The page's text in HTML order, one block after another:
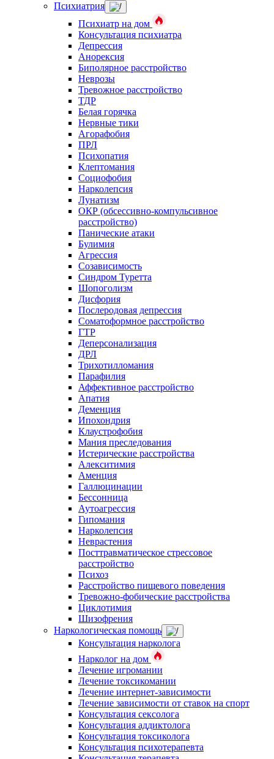
Психиатрия
Психиатр на дом
Консультация психиатра
Депрессия
Анорексия
Биполярное расстройство
Неврозы
Тревожное расстройство
ТДР
Белая горячка
Нервные тики
Агорафобия
ПРЛ
Психопатия
Клептомания
Социофобия
Нарколепсия
Лунатизм
ОКР (обсессивно-компульсивное
расстройство)
Панические атаки
Булимия
Агрессия
Созависимость
Синдром Туретта
Шопоголизм
Дисфория
Послеродовая депрессия
Соматоформное расстройство
ГТР
Деперсонализация
ДРЛ
Трихотилломания
Парафилия
Аффективное расстройство
Апатия
Деменция
Ипохондрия
Клаустрофобия
Мания преследования
Истерические расстройства
Алекситимия
Аменция
Галлюцинации
Бессонница
Аутоагрессия
Гипомания
Нарколепсия
Неврастения
Посттравматическое стрессовое
расстройство
Психоз
Расстройство пищевого поведения
Тревожно-фобические расстройства
Циклотимия
Шизофрения
Наркологическая помощь
Консультация нарколога
Нарколог на дом
Лечение игромании
Лечение токсикомании
Лечение интернет-зависимости
Лечение зависимости от ставок на спорт
Консультация сексолога
Консультация аддиктолога
Консультация токсиколога
Консультация психотерапевта